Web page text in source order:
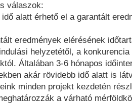
válaszok:
alatt érhető el a garantált
eredmények elérésének
helyzetétől, a
Általában 3-6 hónapos
akár rövidebb idő alatt is
minden projekt kezdetén
a várható